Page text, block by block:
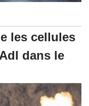
les cellules
dans le